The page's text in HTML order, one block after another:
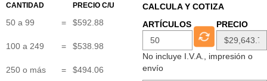
CANTIDAD PRECIO C/U
50 a 99 = $592.88
100 a 249 = $538.98
250 o más = $494.06
CALCULA Y COTIZA
ARTÍCULOS
PRECIO
No incluye I.V.A., impresión o
envío